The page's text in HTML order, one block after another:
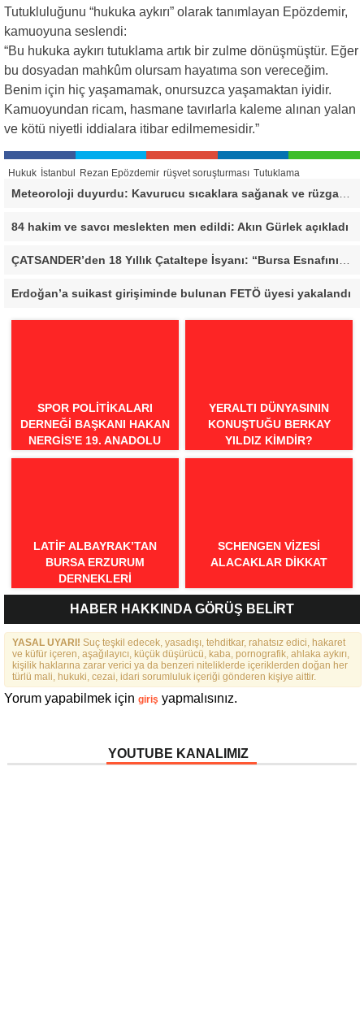
Tutukluluğunu “hukuka aykırı” olarak tanımlayan Epözdemir,
kamuoyuna seslendi:
“Bu hukuka aykırı tutuklama artık bir zulme dönüşmüştür. Eğer
bu dosyadan mahkûm olursam hayatıma son vereceğim.
Benim için hiç yaşamamak, onursuzca yaşamaktan iyidir.
Kamuoyundan ricam, hasmane tavırlarla kaleme alınan yalan
ve kötü niyetli iddialara itibar edilmemesidir.”
Hukuk İstanbul Rezan Epözdemir rüşvet soruşturması Tutuklama
Meteoroloji duyurdu: Kavurucu sıcaklara sağanak ve rüzgar arası
84 hakim ve savcı meslekten men edildi: Akın Gürlek açıkladı
Erdoğan’a suikast girişiminde bulunan FETÖ üyesi yakalandı
SPOR POLITIKALARI
DERNEĞI BAŞKANI HAKAN
NERGIS’E 19. ANADOLU
SPOR ÖDÜLLERI’NDE
YERALTI DÜNYASININ
KONUŞTUĞU BERKAY
YILDIZ KIMDIR?
LATIF ALBAYRAK’TAN
BURSA ERZURUM
DERNEKLERI
FEDERASYONU İÇIN 25
MADDELIK BÜYÜK VIZYON:
“DAHA GÜÇLÜ, DAHA ETKIN,
DAHA KAPSAYICI BIR
FEDERASYON İÇIN YOLA
ÇIKTIK”
SCHENGEN VİZESİ
ALACAKLAR DİKKAT
HABER HAKKINDA GÖRÜŞ BELİRT
YASAL UYARI! Suç teşkil edecek, yasadışı, tehditkar, rahatsız edici, hakaret
ve küfür içeren, aşağılayıcı, küçük düşürücü, kaba, pornografik, ahlaka aykırı,
kişilik haklarına zarar verici ya da benzeri niteliklerde içeriklerden doğan her
türlü mali, hukuki, cezai, idari sorumluluk içeriği gönderen kişiye aittir.
Yorum yapabilmek için giriş yapmalısınız.
YOUTUBE KANALIMIZ